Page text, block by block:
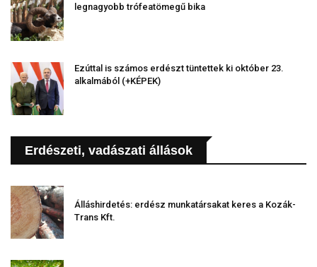
legnagyobb trófeatömegű bika
Ezúttal is számos erdészt tüntettek ki október 23.
alkalmából (+KÉPEK)
Erdészeti, vadászati állások
Álláshirdetés: erdész munkatársakat keres a Kozák-
Trans Kft.